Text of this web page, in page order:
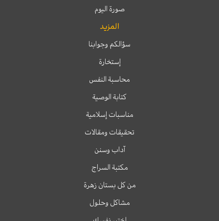
صورة اليوم
المزيد
سؤالكم وجوابنا
إستخارة
محاسبة النفس
كتابة الوصية
مناسبات إسلامية
تحقيقات ومقالات
آداب وسنن
مكتبة السراج
من كل بستان زهرة
مشاكل وحلول